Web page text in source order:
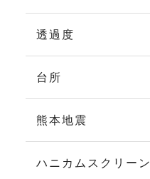
透過度
台所
熊本地震
ハニカムスクリーン